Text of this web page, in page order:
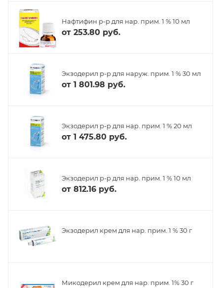
Нафтифин р-р для нар. прим. 1 % 10 мл
от 253.80 руб.
Экзодерил р-р для наруж. прим. 1 % 30 мл
от 1 801.98 руб.
Экзодерил р-р для нар. прим. 1 % 20 мл
от 1 475.80 руб.
Экзодерил р-р для нар. прим. 1 % 10 мл
от 812.16 руб.
Экзодерил крем для нар. прим. 1 % 30 г
Микодерил крем для нар. прим. 1% 30 г